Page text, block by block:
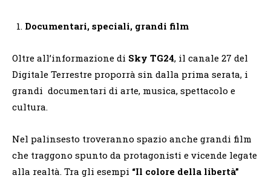
Documentari, speciali, grandi film
Oltre all’informazione di Sky TG24, il canale 27 del
Digitale Terrestre proporrà sin dalla prima serata, i
grandi documentari di arte, musica, spettacolo e
cultura.
Nel palinsesto troveranno spazio anche grandi film
che traggono spunto da protagonisti e vicende legate
alla realtà. Tra gli esempi “Il colore della libertà”